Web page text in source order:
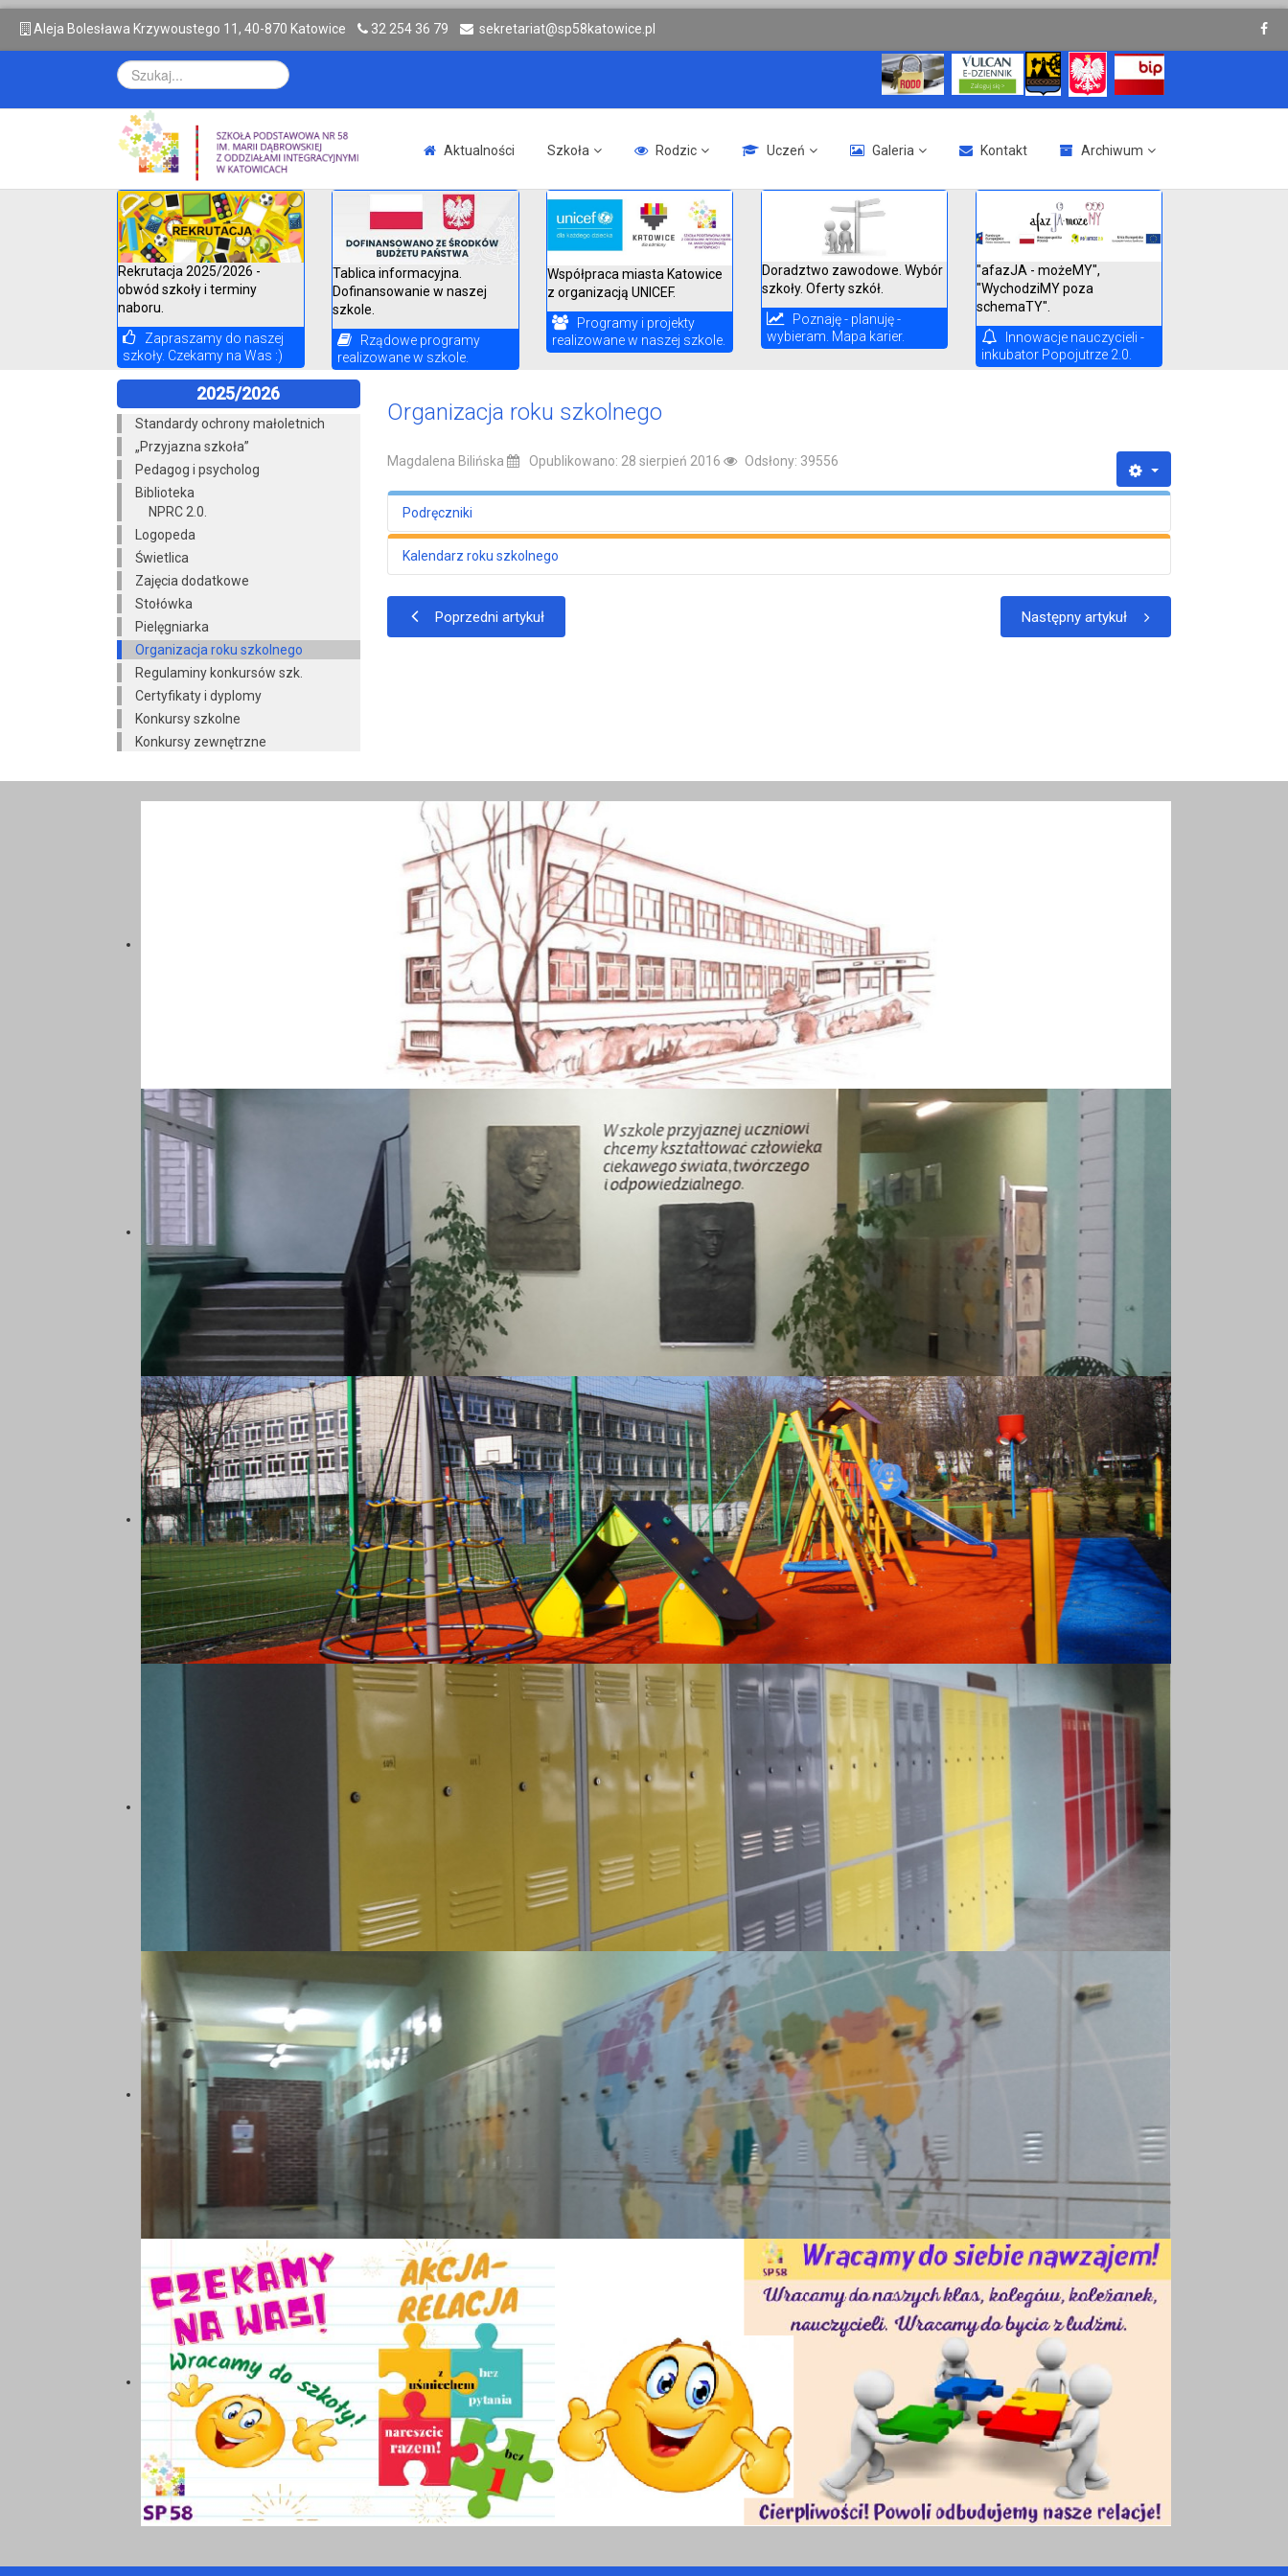
A leja Bolesława Krzywoustego 11, 40-870 Katowice 32 254 36 79 sekretariat@sp58katowice.pl
Aktualności Szkoła Rodzic Uczeń Galeria Kontakt Archiwum
Rekrutacja 2025/2026 -
obwód szkoły i terminy
naboru.
Zapraszamy do naszej
szkoły. Czekamy na Was :)
Tablica informacyjna.
Dofinansowanie w naszej
szkole.
Rządowe programy
realizowane w szkole.
Współpraca miasta Katowice
z organizacją UNICEF.
Programy i projekty
realizowane w naszej szkole.
Doradztwo zawodowe. Wybór
szkoły. Oferty szkół.
Poznaję - planuję -
wybieram. Mapa karier.
"afazJA - możeMY",
"WychodziMY poza
schemaTY".
Innowacje nauczycieli -
inkubator Popojutrze 2.0.
2025/2026
Standardy ochrony małoletnich
„Przyjazna szkoła”
Pedagog i psycholog
Biblioteka
NPRC 2.0.
Logopeda
Świetlica
Zajęcia dodatkowe
Stołówka
Pielęgniarka
Organizacja roku szkolnego
Regulaminy konkursów szk.
Certyfikaty i dyplomy
Konkursy szkolne
Konkursy zewnętrzne
Organizacja roku szkolnego
Magdalena Bilińska Opublikowano: 28 sierpień 2016 Odsłony: 39556
Podręczniki
Kalendarz roku szkolnego
0.Zebranie Rady Pedagogicznej przed rozpoczęciem roku szkolnego 29 sierpnia 2025
3.
Dodatkowy dzień wolny od zajęć
14 października 2025
Konsultacje
5.
Dodatkowy dzień wolny od zajęć dydaktyczno-wychowawczych
6.Konsultacje
7.
Próbny egzamin ósmoklasisty
8.Informacja o zagrażających ocenach niedostatecznych
z poszczególnych przedmiotów i nieklasyfikowaniu
9. Zimowa przerwa świąteczna
10.Dodatkowy dzień wolny od zajęć dydaktyczno-wychowawczych 2 stycznia 2026
11. Dodatkowy dzień wolny od zajęć dydaktyczno-wychowawczych
Wystawienie ocen śródrocznych do 26 stycznia 2026
13.Zebranie klasyfikacyjne Rady Pedagogicznej 27 stycznia 2026
14.Zebranie zatwierdzające wyniki nauczania 29 stycznia 2026
15.Zebranie śródroczne z rodzicami
3 lutego 2026
godz. 17.00 klasy 1-3
5 lutego 2026
godz. 17.00 klasy 4-8
16. Zebranie podsumowujące Rady Pedagogicznej 5 lutego 2026
17. Ferie zimowe 16 lutego – 1 marca 2026
18.Dzień Otwarty Szkoły
10 marca 2026
godz. 15.30-17.00
19.XI Dzień Kariery
17 marca 2026
godz. 15.30-17.30
20.
Konsultacje
24 marca 2026
godz. 17:00-18:00
21.
Wiosenna przerwa świąteczna 2-7 kwietnia 2026
III Dzień Absolwenta
Egzamin ósmoklasisty
11 maja 2026 godz. 9:00
12 maja 2026 godz. 9:00
13 maja 2026 godz. 9:00
Dodatkowy dzień wolny od zajęć dydaktyczno-wychowawczych
25. Dodatkowy dzień wolny od zajęć dydaktyczno-wychowawczych
Dodatkowy dzień wolny od zajęć dydaktyczno-wychowawczych
27.
Informacja o zagrażających ocenach niedostatecznych
z poszczególnych przedmiotów i nieklasyfikowaniu
do 15 maja 2026
Informacja o przewidywanych ocenach zachowania
29. Konsultacje
godz. 17:00-18:00
30.
Informacja o przewidywanych ocenach klasyfikacyjnych
Dodatkowy dzień wolny od zajęć dydaktyczno-wychowawczych 5 czerwca 2026
32.Dodatkowy termin egzaminu ósmoklasisty
8 czerwca 2026 godz. 9:00
9 czerwca 2026 godz. 9:00
10 czerwca 2026 godz. 9:00
33.Zebrania z rodzicami
9 czerwca 2026
godz. 17:00 klasy 4-8
10 czerwca 2026
godz. 17:00 klasy 1-3
34.Testy sprawdzające dla uczniów chcących podwyższyć ocenę roczną 10 czerwca 2026
35.Jubileusz Szkoły 11 czerwca 2026
Poprzedni artykuł Następny artykuł
SZKOŁA PODSTAWOWA NR 58 Z ODDZIAŁAMI INTEGRACYJNYMI IM. MARII DĄBROWSKIEJ W
KATOWICACH